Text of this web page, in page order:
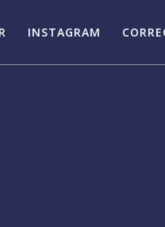
INSTAGRAM